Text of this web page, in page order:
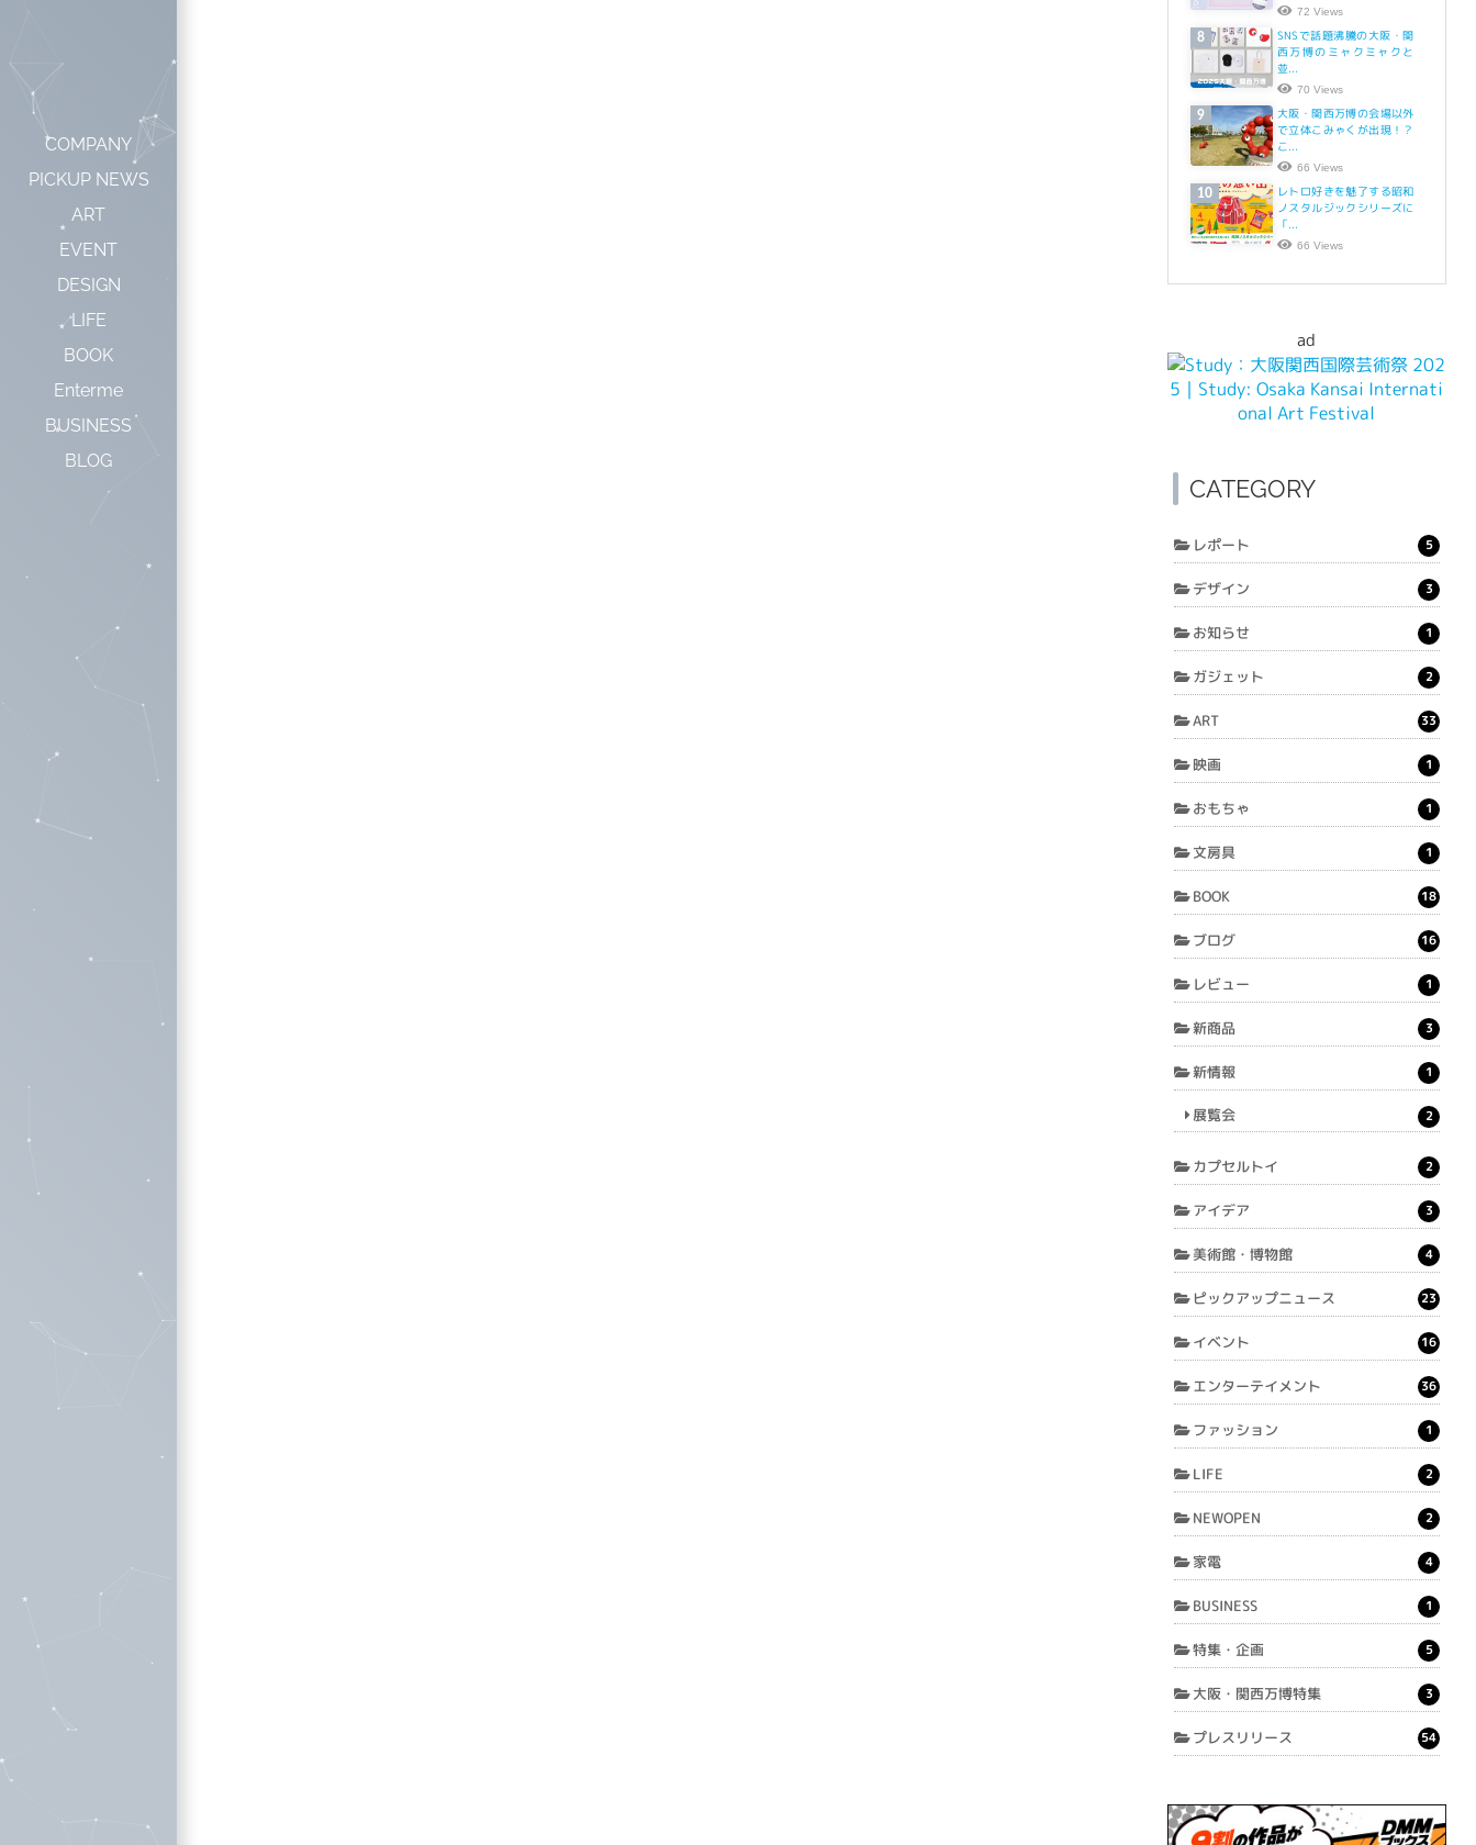
COMPANY
PICKUP NEWS
ART
EVENT
DESIGN
LIFE
BOOK
Enterme
BUSINESS
BLOG
72 Views
8
SNSで話題沸騰の大阪・関
西万博のミャクミャクと
並...
70 Views
9
大阪・関西万博の会場以外
で立体こみゃくが出現！？
こ...
66 Views
10
レトロ好きを魅了する昭和
ノスタルジックシリーズに
「...
66 Views
ad
CATEGORY
レポート 5
デザイン 3
お知らせ 1
ガジェット 2
ART 33
映画 1
おもちゃ 1
文房具 1
BOOK 18
ブログ 16
レビュー 1
新商品 3
新情報 1
展覧会 2
カプセルトイ 2
アイデア 3
美術館・博物館 4
ピックアップニュース 23
イベント 16
エンターテイメント 36
ファッション 1
LIFE 2
NEWOPEN 2
家電 4
BUSINESS 1
特集・企画 5
大阪・関西万博特集 3
プレスリリース 54